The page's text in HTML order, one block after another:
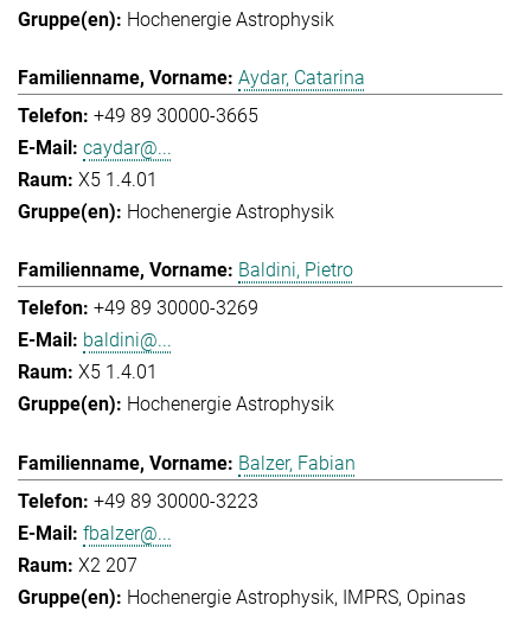
Hochenergie Astrophysik
Aydar, Catarina
+49 89 30000-3665
caydar@...
X5 1.4.01
Hochenergie Astrophysik
Baldini, Pietro
+49 89 30000-3269
baldini@...
X5 1.4.01
Hochenergie Astrophysik
Balzer, Fabian
+49 89 30000-3223
fbalzer@...
X2 207
Hochenergie Astrophysik IMPRS Opinas